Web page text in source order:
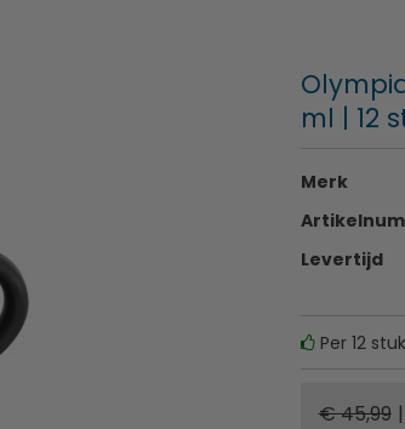
ml | 12
Merk
Levertijd
Per 12
€ 45,99 |